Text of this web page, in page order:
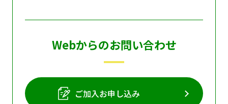
Webからのお問い合わせ
ご加入お申し込み